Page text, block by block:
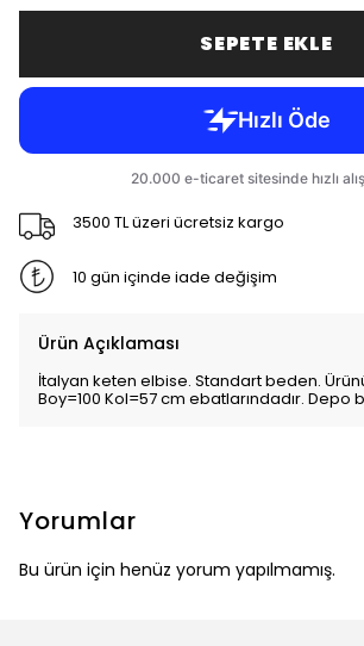
SEPETE EKLE
3500 TL üzeri ücretsiz kargo
10 gün içinde iade değişim
Ürün Açıklaması
İtalyan keten elbise. Standart beden.
Boy=100 Kol=57 cm ebatlarındadır. Depo
Yorumlar
Bu ürün için henüz yorum yapılmamış.